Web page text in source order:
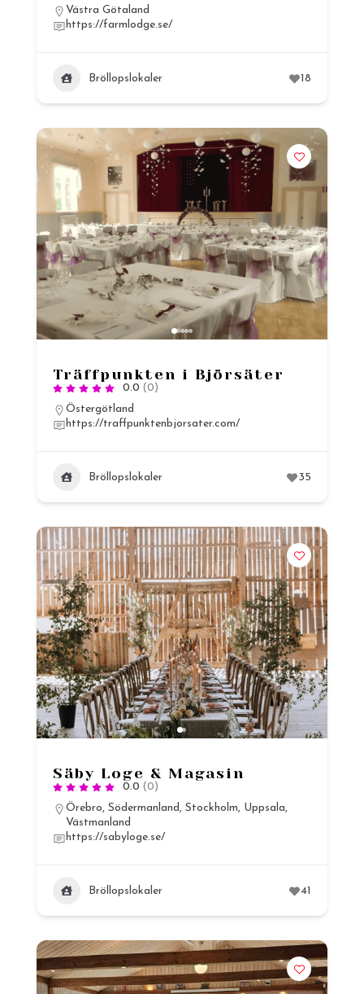
Västra Götaland
https://farmlodge.se/
Bröllopslokaler 18
Träffpunkten i Björsäter
0.0 (0)
Östergötland
https://traffpunktenbjorsater.com/
Bröllopslokaler 35
Säby Loge & Magasin
0.0 (0)
Örebro, Södermanland, Stockholm, Uppsala,
Västmanland
https://sabyloge.se/
Bröllopslokaler 41